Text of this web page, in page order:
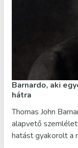
Barnardo, aki
hátra
Thomas John
alapvető
hatást gyakorolt a